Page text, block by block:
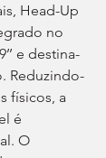
Head-Up
no
e destina-
Reduzindo-
físicos, a
é
O